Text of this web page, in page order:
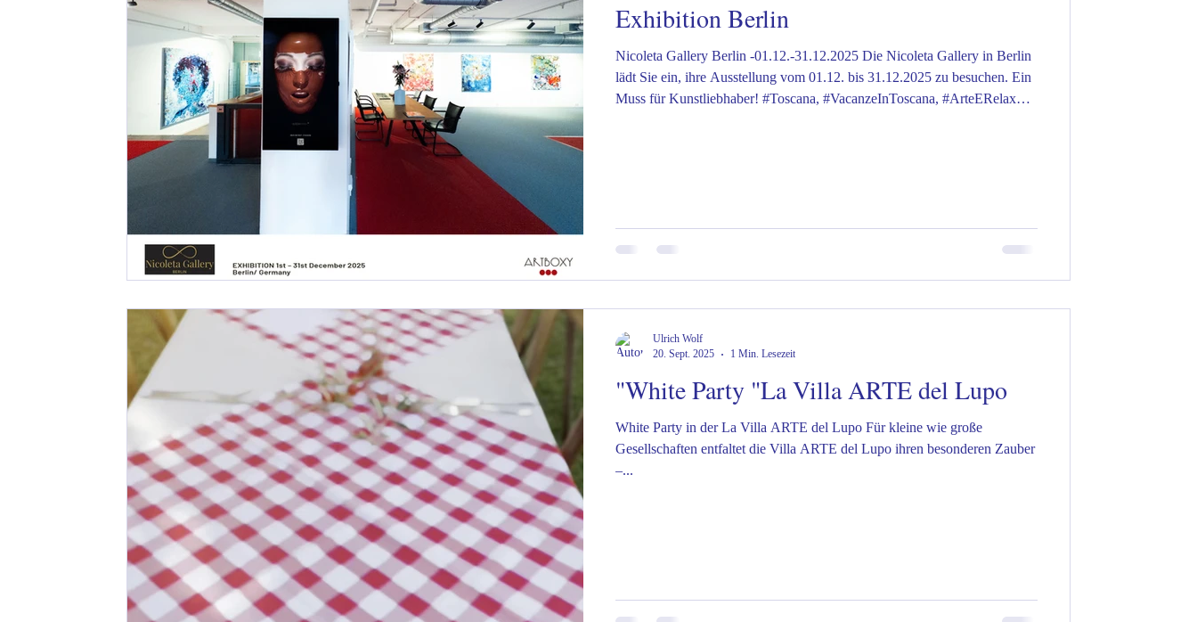
Exhibition Berlin
Nicoleta Gallery Berlin -01.12.-31.12.2025 Die Nicoleta Gallery in Berlin
lädt Sie ein, ihre Ausstellung vom 01.12. bis 31.12.2025 zu besuchen. Ein
Muss für Kunstliebhaber! #Toscana, #VacanzeInToscana, #ArteERelax
"White Party "La Villa ARTE del Lupo
White Party in der La Villa ARTE del Lupo Für kleine wie große
Gesellschaften entfaltet die Villa ARTE del Lupo ihren besonderen Zauber
–...
Ulrich Wolf
20. Sept. 2025
1 Min. Lesezeit